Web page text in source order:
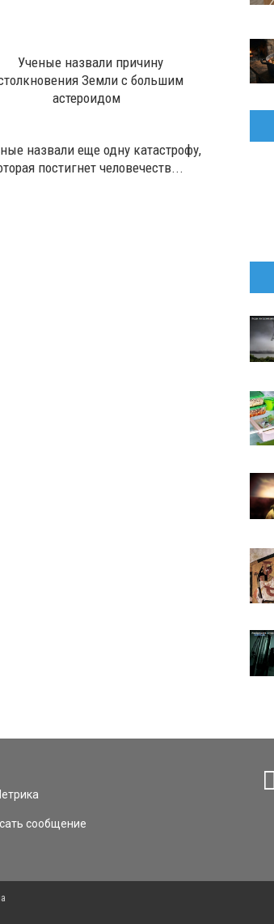
Ученые назвали причину
Земли с большим
астероидом
назвали еще одну катастрофу,
постигнет человечеств...
сообщение